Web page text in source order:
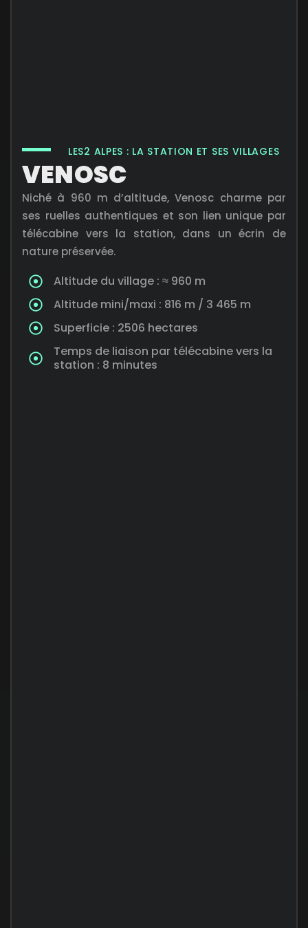
LES2 ALPES : LA STATION ET SES VILLAGES
VENOSC
Niché à 960 m d’altitude, Venosc charme par
ses ruelles authentiques et son lien unique par
télécabine vers la station, dans un écrin de
nature préservée.
Altitude du village : ≈ 960 m
Altitude mini/maxi : 816 m / 3 465 m
Superficie : 2506 hectares
Temps de liaison par télécabine vers la
station : 8 minutes